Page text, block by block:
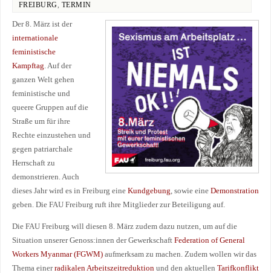
FREIBURG, TERMIN
Der 8. März ist der
internationale
feministische
Kampftag. Auf der
ganzen Welt gehen
feministische und
queere Gruppen auf die
Straße um für ihre
Rechte einzustehen und
gegen patriarchale
Herrschaft zu
demonstrieren. Auch
dieses Jahr wird es in Freiburg eine Kundgebung, sowie eine Demonstration
geben. Die FAU Freiburg ruft ihre Mitglieder zur Beteiligung auf.
Die FAU Freiburg will diesen 8. März zudem dazu nutzen, um auf die
Situation unserer Genoss:innen der Gewerkschaft Federation of General
Workers Myanmar (FGWM)aufmerksam zu machen. Zudem wollen wir das
Thema einerradikalen Arbeitszeitreduktionund den aktuellen Tarifkonflikt